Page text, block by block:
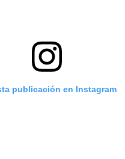
publicación en Instagram